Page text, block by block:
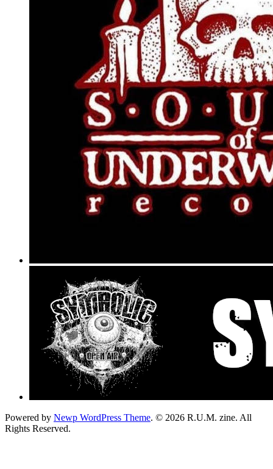
Powered by Newp WordPress Theme. © 2026 R.U.M. zine. All
Rights Reserved.